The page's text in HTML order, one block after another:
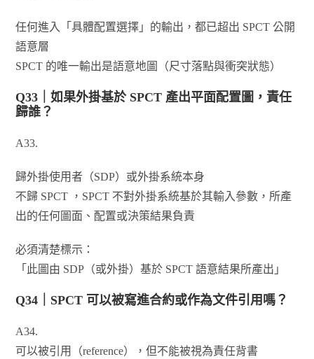
任何進入「具體配置選擇」的輸出，都已超出 SPCT 公開
語意層
SPCT 的唯一輸出是語意地圖（尺寸落點與衝突狀態）
Q33｜如果外掛基於 SPCT 產出平面配置圖，責任
歸誰？
A33.
歸外掛使用者（SDP）或外掛系統本身
不歸 SPCT ，SPCT 不對外掛系統基於其輸入參數，所產
出的任何圖面、配置或決策結果負責
必須清楚標示：
「此圖由 SDP（或外掛）基於 SPCT 語意結果所產出」
Q34｜SPCT 可以被寫進合約或作為文件引用嗎？
A34.
可以被引用（reference），但不能被視為責任背書